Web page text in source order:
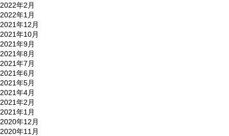
2022年2月
2022年1月
2021年12月
2021年10月
2021年9月
2021年8月
2021年7月
2021年6月
2021年5月
2021年4月
2021年2月
2021年1月
2020年12月
2020年11月